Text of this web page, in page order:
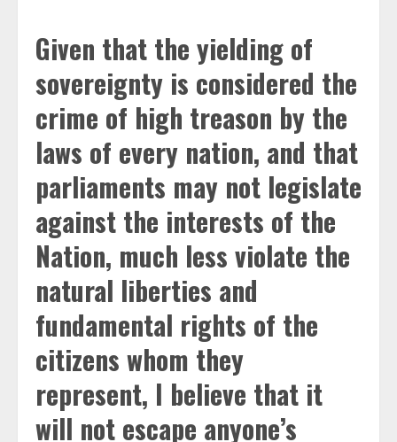
Given that the yielding of
sovereignty is considered the
crime of high treason by the
laws of every nation, and that
parliaments may not legislate
against the interests of the
Nation, much less violate the
natural liberties and
fundamental rights of the
citizens whom they
represent, I believe that it
will not escape anyone’s